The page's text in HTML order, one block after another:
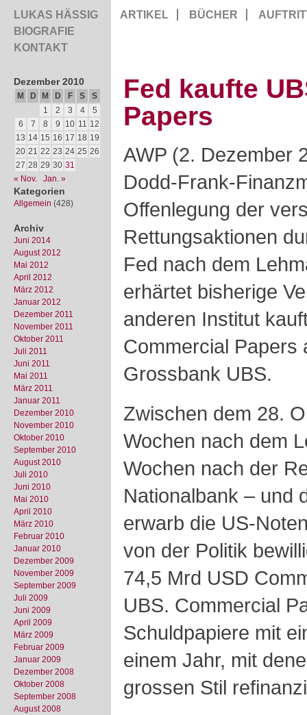
LUKAS HÄSSIG
BIOGRAFIE
KONTAKT
ARTIKEL BÜCHER
Dezember 2010
M D M D F S
S
1
2 3 4
5
6
7 8 9 10 11 12
13 14 15 16 17 18 19
20 21 22 23 24 25 26
27 28 29 30 31
« Nov.
Jan. »
Kategorien
Allgemein (428)
Archiv
Juni 2014
August 2012
Mai 2012
April 2012
März 2012
Januar 2012
Dezember 2011
November 2011
Oktober 2011
Juli 2011
Juni 2011
Mai 2011
März 2011
Januar 2011
Dezember 2010
November 2010
Oktober 2010
September 2010
August 2010
Juli 2010
Juni 2010
Mai 2010
April 2010
März 2010
Februar 2010
Januar 2010
Dezember 2009
November 2009
September 2009
Juli 2009
Juni 2009
April 2009
März 2009
Februar 2009
Januar 2009
Dezember 2008
Oktober 2008
September 2008
August 2008
Fed kaufte
Papers
AWP (2. Dezember
Dodd-Frank-
Offenlegung der
Rettungsaktionen
Fed nach dem
erhärtet bisherige
anderen Institut
Commercial Papers
Grossbank UBS.
Zwischen dem 28.
Wochen nach dem
Wochen nach der
Nationalbank – und
erwarb die US-
von der Politik
74,5 Mrd USD
UBS. Commercial
Schuldpapiere mit
einem Jahr, mit
grossen Stil